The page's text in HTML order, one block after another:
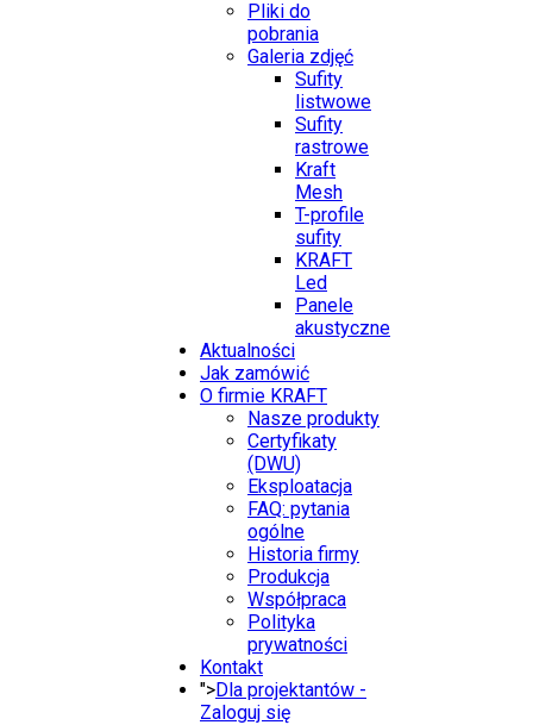
Pliki do
pobrania
Galeria zdjęć
Sufity
listwowe
Sufity
rastrowe
Kraft
Mesh
T-profile
sufity
KRAFT
Led
Panele
akustyczne
Aktualności
Jak zamówić
O firmie KRAFT
Nasze produkty
Certyfikaty
(DWU)
Eksploatacja
FAQ: pytania
ogólne
Historia firmy
Produkcja
Współpraca
Polityka
prywatności
Kontakt
">Dla projektantów -
Zaloguj się